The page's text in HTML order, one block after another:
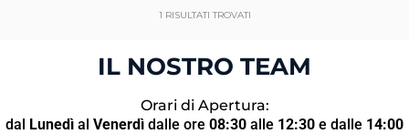
1 RISULTATI TROVATI
IL NOSTRO TEAM
Orari di Apertura:
dal Lunedì al Venerdì dalle ore 08:30 alle 12:30 e dalle 14:00